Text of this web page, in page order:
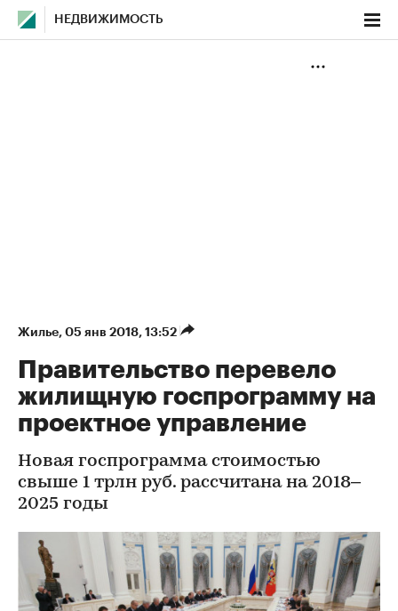
НЕДВИЖИМОСТЬ
Жилье⁠, 05 янв 2018, 13:52
Правительство перевело
жилищную госпрограмму на
проектное управление
Новая госпрограмма стоимостью
свыше 1 трлн руб. рассчитана на 2018–
2025 годы